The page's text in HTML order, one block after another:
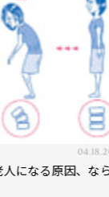
『ペロリコ』
から整える！